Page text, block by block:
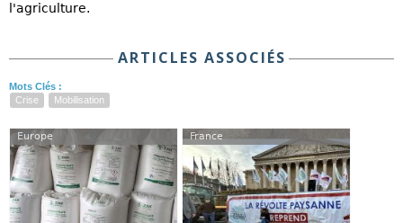
l'agriculture.
ARTICLES ASSOCIÉS
Mots Clés :
Crise
Mobilisation
Europe France